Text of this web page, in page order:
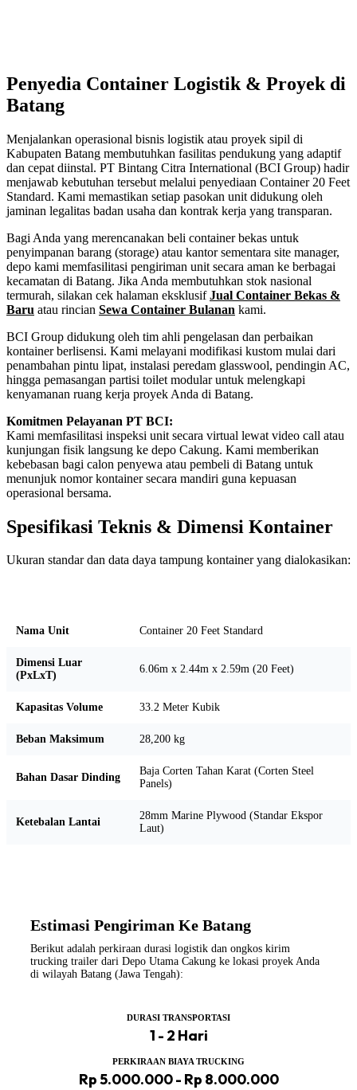
Penyedia Container Logistik & Proyek di
Batang
Menjalankan operasional bisnis logistik atau proyek sipil di
Kabupaten Batang membutuhkan fasilitas pendukung yang adaptif
dan cepat diinstal. PT Bintang Citra International (BCI Group) hadir
menjawab kebutuhan tersebut melalui penyediaan Container 20 Feet
Standard. Kami memastikan setiap pasokan unit didukung oleh
jaminan legalitas badan usaha dan kontrak kerja yang transparan.
Bagi Anda yang merencanakan beli container bekas untuk
penyimpanan barang (storage) atau kantor sementara site manager,
depo kami memfasilitasi pengiriman unit secara aman ke berbagai
kecamatan di Batang. Jika Anda membutuhkan stok nasional
termurah, silakan cek halaman eksklusifJual Container Bekas &
Baru atau rincian Sewa Container Bulanan kami.
BCI Group didukung oleh tim ahli pengelasan dan perbaikan
kontainer berlisensi. Kami melayani modifikasi kustom mulai dari
penambahan pintu lipat, instalasi peredam glasswool, pendingin AC,
hingga pemasangan partisi toilet modular untuk melengkapi
kenyamanan ruang kerja proyek Anda di Batang.
Komitmen Pelayanan PT BCI:
Kami memfasilitasi inspeksi unit secara virtual lewat video call atau
kunjungan fisik langsung ke depo Cakung. Kami memberikan
kebebasan bagi calon penyewa atau pembeli di Batang untuk
menunjuk nomor kontainer secara mandiri guna kepuasan
operasional bersama.
Spesifikasi Teknis & Dimensi Kontainer
Ukuran standar dan data daya tampung kontainer yang dialokasikan:
Nama Unit Container 20 Feet Standard
Dimensi Luar
(PxLxT)
6.06m x 2.44m x 2.59m (20 Feet)
Kapasitas Volume 33.2 Meter Kubik
Beban Maksimum 28,200 kg
Bahan Dasar Dinding
Baja Corten Tahan Karat (Corten Steel
Panels)
Ketebalan Lantai
28mm Marine Plywood (Standar Ekspor
Laut)
Estimasi Pengiriman Ke Batang
Berikut adalah perkiraan durasi logistik dan ongkos kirim
trucking trailer dari Depo Utama Cakung ke lokasi proyek Anda
di wilayah Batang (Jawa Tengah):
DURASI TRANSPORTASI
1 - 2 Hari
PERKIRAAN BIAYA TRUCKING
Rp 5.000.000 - Rp 8.000.000